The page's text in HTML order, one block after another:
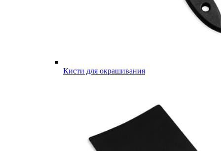
Кисти для окрашивания